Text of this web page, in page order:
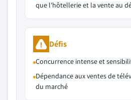
que l'hôtellerie et la vente au
Défis
Concurrence intense et
Dépendance aux ventes de
du marché